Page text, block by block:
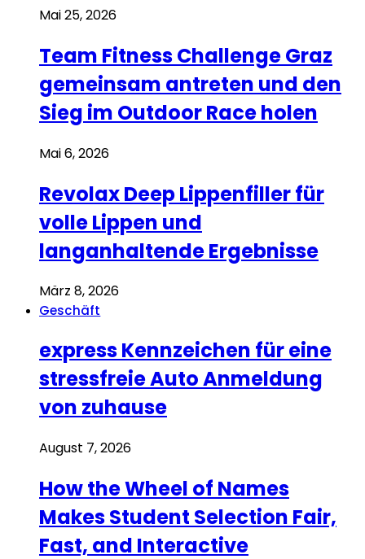
Mai 25, 2026
Team Fitness Challenge Graz
gemeinsam antreten und den
Sieg im Outdoor Race holen
Mai 6, 2026
Revolax Deep Lippenfiller für
volle Lippen und
langanhaltende Ergebnisse
März 8, 2026
Geschäft
express Kennzeichen für eine
stressfreie Auto Anmeldung
von zuhause
August 7, 2026
How the Wheel of Names
Makes Student Selection Fair,
Fast, and Interactive